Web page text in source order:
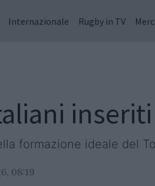
Internazionale Rugby in TV
formazione ideale del
08:19